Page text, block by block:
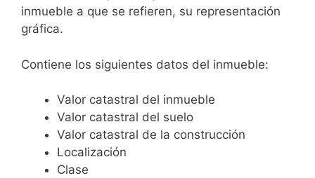
inmueble a que se refieren, su representación
gráfica.
Contiene los siguientes datos del inmueble:
Valor catastral del inmueble
Valor catastral del suelo
Valor catastral de la construcción
Localización
Clase